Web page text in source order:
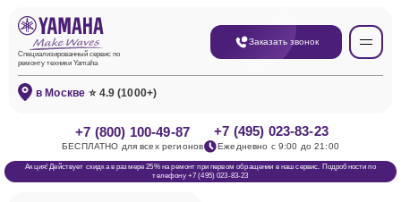
Специализированный сервис по
ремонту техники Yamaha
Заказать звонок
в Москве ⭐ 4.9 (1000+)
+7 (800) 100-49-87
БЕСПЛАТНО для всех регионов
+7 (495) 023-83-23
Ежедневно с 9:00 до 21:00
Акция! Действует скидка в размере 25% на ремонт при первом обращении в наш сервис. Подробности по
телефону +7 (495) 023-83-23